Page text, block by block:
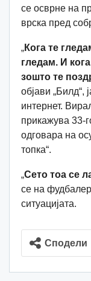
се осврне на
врска пред
„Кога те
гледам. И
зошто те
објави „Билд“,
интернет.
прикажува 33-
одговара на
топка“.
„Сето тоа се
се на
ситуацијата.
Сподели